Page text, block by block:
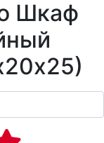
Шкаф